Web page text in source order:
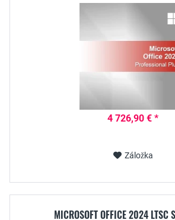
4 726,90 € *
Záložka
MICROSOFT OFFICE 2024 LTSC